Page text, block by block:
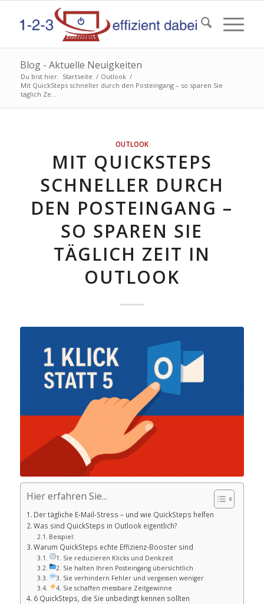
Blog - Aktuelle Neuigkeiten
Du bist hier: Startseite / Outlook /
Mit QuickSteps schneller durch den Posteingang – so sparen Sie
täglich Ze...
OUTLOOK
MIT QUICKSTEPS
SCHNELLER DURCH
DEN POSTEINGANG –
SO SPAREN SIE
TÄGLICH ZEIT IN
OUTLOOK
Hier erfahren Sie...
Der tägliche E-Mail-Stress – und wie QuickSteps helfen
Was sind QuickSteps in Outlook eigentlich?
Beispiel:
Warum QuickSteps echte Effizienz-Booster sind
1. Sie reduzieren Klicks und Denkzeit
2. Sie halten Ihren Posteingang übersichtlich
3. Sie verhindern Fehler und vergessen weniger
4. Sie schaffen messbare Zeitgewinne
6 QuickSteps, die Sie unbedingt kennen sollten